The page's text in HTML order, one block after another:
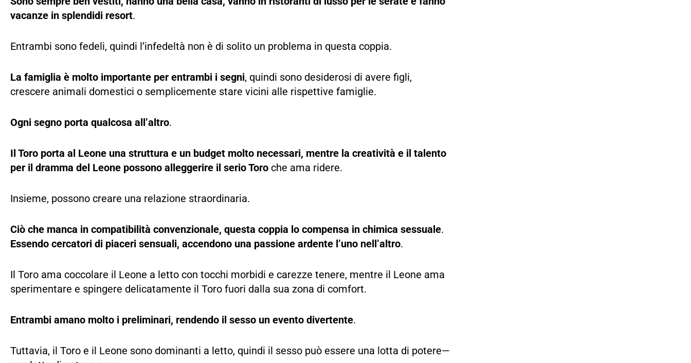
vacanze in splendidi resort.
Entrambi sono fedeli, quindi l’infedeltà non è di solito un problema in questa coppia.
La famiglia è molto importante per entrambi i segni, quindi sono desiderosi di avere figli,
crescere animali domestici o semplicemente stare vicini alle rispettive famiglie.
Ogni segno porta qualcosa all’altro.
Il Toro porta al Leone una struttura e un budget molto necessari, mentre la creatività e il talento
per il dramma del Leone possono alleggerire il serio Toro che ama ridere.
Insieme, possono creare una relazione straordinaria.
Ciò che manca in compatibilità convenzionale, questa coppia lo compensa in chimica sessuale.
Essendo cercatori di piaceri sensuali, accendono una passione ardente l’uno nell’altro.
Il Toro ama coccolare il Leone a letto con tocchi morbidi e carezze tenere, mentre il Leone ama
sperimentare e spingere delicatamente il Toro fuori dalla sua zona di comfort.
Entrambi amano molto i preliminari, rendendo il sesso un evento divertente.
Tuttavia, il Toro e il Leone sono dominanti a letto, quindi il sesso può essere una lotta di potere—